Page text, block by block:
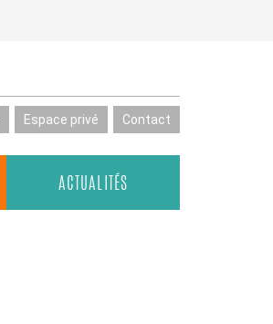
Espace privé Contact
ACTUALITÉS